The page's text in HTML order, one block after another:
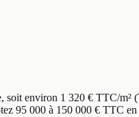
environ 1 320 € TTC/
95 000 à 150 000 € TTC